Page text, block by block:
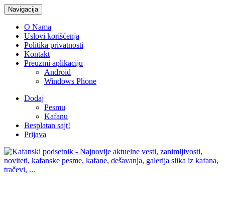
Navigacija
O Nama
Uslovi korišćenja
Politika privatnosti
Kontakt
Preuzmi aplikaciju
Android
Windows Phone
Dodaj
Pesmu
Kafanu
Besplatan sajt!
Prijava